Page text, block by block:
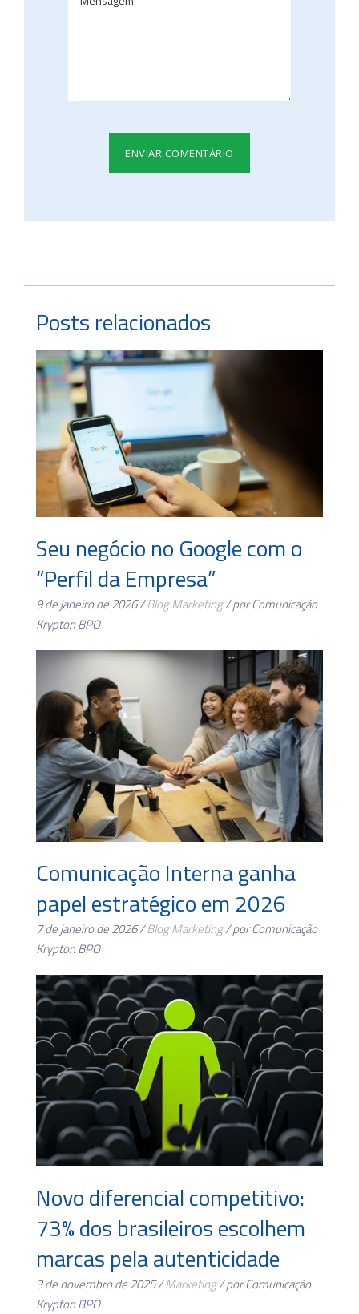
Posts relacionados
Seu negócio no Google com o
“Perfil da Empresa”
9 de janeiro de 2026 /BlogMarketing/ por Comunicação
Krypton BPO
Comunicação Interna ganha
papel estratégico em 2026
7 de janeiro de 2026 /BlogMarketing/ por Comunicação
Krypton BPO
Novo diferencial competitivo:
73% dos brasileiros escolhem
marcas pela autenticidade
3 de novembro de 2025 /Marketing/ por Comunicação
Krypton BPO